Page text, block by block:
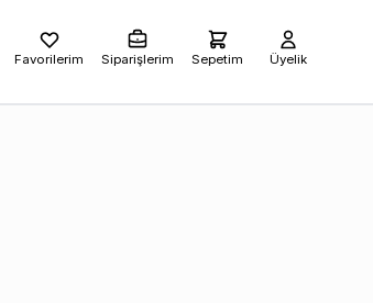
Favorilerim Siparişlerim Sepetim Üyelik